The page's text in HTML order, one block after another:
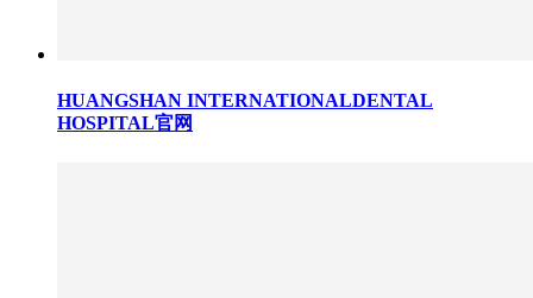
HUANGSHAN INTERNATIONALDENTAL
HOSPITAL官网